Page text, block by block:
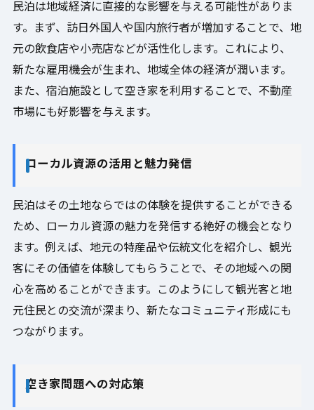
民泊は地域経済に直接的な影響を与える可能性がありま
す。まず、訪日外国人や国内旅行者が増加することで、地
元の飲食店や小売店などが活性化します。これにより、
新たな雇用機会が生まれ、地域全体の経済が潤います。
また、宿泊施設として空き家を利用することで、不動産
市場にも好影響を与えます。
ローカル資源の活用と魅力発信
民泊はその土地ならではの体験を提供することができる
ため、ローカル資源の魅力を発信する絶好の機会となり
ます。例えば、地元の特産品や伝統文化を紹介し、観光
客にその価値を体験してもらうことで、その地域への関
心を高めることができます。このようにして観光客と地
元住民との交流が深まり、新たなコミュニティ形成にも
つながります。
空き家問題への対応策